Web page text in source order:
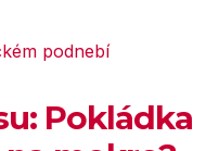
Pokládka